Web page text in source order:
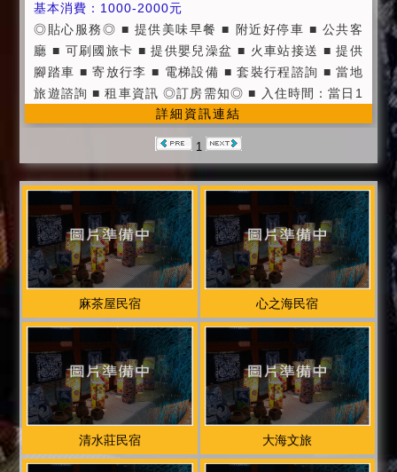
基本消費：1000-2000元
◎貼心服務◎ ■ 提供美味早餐 ■ 附近好停車 ■ 公共客
廳 ■ 可刷國旅卡 ■ 提供嬰兒澡盆 ■ 火車站接送 ■ 提供
腳踏車 ■ 寄放行李 ■ 電梯設備 ■ 套裝行程諮詢 ■ 當地
旅遊諮詢 ■ 租車資訊 ◎訂房需知◎ ■ 入住時間：當日1
5:00之後。 ■ 退房時間：隔日上午11:00之前。 ■ 當天
請依約定人數入住，人數或房間數量若有增減請務必事
記，在辦理登記的同時，也請您將住宿費一併繳交。 ■
為維護住宿環境，室內請勿吸煙、酗酒、聚賭，請勿攜
帶寵物，不便處請見諒。 ■ 為維護住宿安寧，請每位遊
客保持輕聲細語，相互尊重住宿空間上的安寧。 ■ 個人
貴重物品、請自行妥善保管、如有遺失，恕不負責，敬
請見諒。 ■ 屋內之傢俱、電器、擺設、器具系列等皆為
本民宿之財產，上列物品如有折損或遺失， 敬請照價賠
償，並請勿任意移動室內擺設(如床舖、液晶電視）。 ■
請把民宿當成您自己的家一樣愛護，並期盼您常回來看
我們 ! 若有服務不周之處，請告訴我們， 謝謝您的合
作，祝旅途平安順心 !
詳細資訊連結
1
麻茶屋民宿 心之海民宿
清水莊民宿 大海文旅